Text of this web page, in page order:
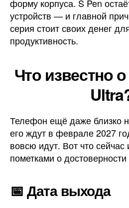
форму корпуса. S Pen
устройств — и главной
серия стоит своих денег
продуктивность.
Что известно
Телефон ещё даже близко
его ждут в феврале 2027
вовсю идут. Вот что сейчас
пометками о
📅 Дата выхода